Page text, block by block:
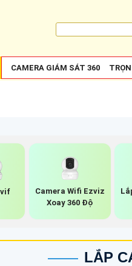
CAMERA GIÁM SÁT 360
Camera Wifi Ezviz
Xoay 360 Độ
LẮP